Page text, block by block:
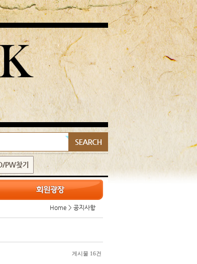
Home > 공지사항
게시물 16건